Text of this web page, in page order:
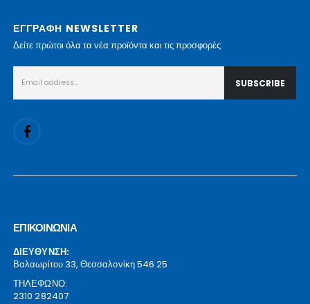
ΕΓΓΡΑΦΗ NEWSLETTER
Δείτε πρώτοι όλα τα νέα προϊόντα και τις προσφορές
ΕΠΙΚΟΙΝΩΝΙΑ
ΔΙΕΥΘΥΝΣΗ:
Βαλαωρίτου 33, Θεσσαλονίκη 546 25
ΤΗΛΕΦΩΝΟ:
2310 282407